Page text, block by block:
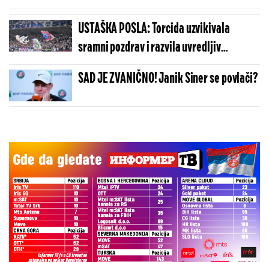
(FOTO/VIDEO)
USTAŠKA POSLA: Torcida uzvikivala
sramni pozdrav i razvila uvredljiv
transparent o Srbima i Oluji
SAD JE ZVANIČNO! Janik Siner se povlači?